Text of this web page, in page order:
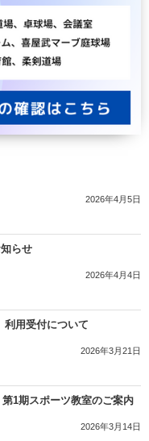
2026年4月5日
らせ
2026年4月4日
利用受付について
2026年3月21日
第1期スポーツ教室のご案内
2026年3月14日